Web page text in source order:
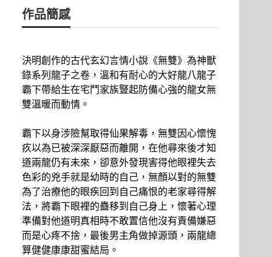
作品簡感
決明創作的古代玄幻言情小說《無雙》為神獸
錄系列龍子之卷，溫和有耐心的大好龍八龍子
霸下帶給生在宅鬥家族豎起防備心強的龍女無
雙溫暖而動情。
霸下以身涉險幫取得仙果解毒，無雙因心懷愧
疚以為已被深深厭惡而離開，在他尋來後才知
道兩龍仍有未來，卻意外發現害得他眼裡失去
色彩的兇手就是幼時的自己，無顏以對的無雙
為了治療他的眼疾回到自己痛恨的老家尋得解
法，將霸下眼裡的蠱移到自己身上，懷著心理
準備對他道明真相時不敢置信他沒有責備嫌惡
而是心疼不捨，最後男主角做掉源頭，兩龍總
算健健康康甜蜜結局。